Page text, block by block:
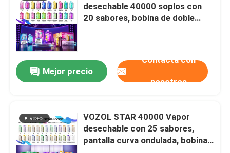
desechable 40000 soplos con
20 sabores, bobina de doble
Mejor precio
Contacta con
nosotros
VOZOL STAR 40000 Vapor
desechable con 25 sabores,
pantalla curva ondulada, bobina